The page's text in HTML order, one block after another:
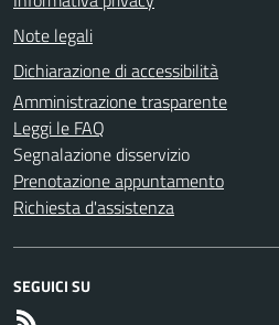
Note legali
Dichiarazione di accessibilità
Amministrazione trasparente
Leggi le FAQ
Segnalazione disservizio
Prenotazione appuntamento
Richiesta d'assistenza
SEGUICI SU